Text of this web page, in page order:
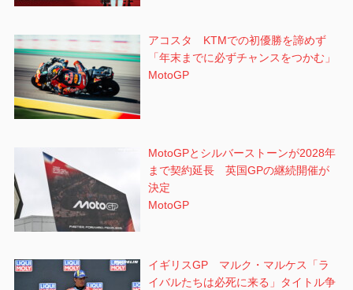
アコスタ KTMでの初優勝を諦めず
「年末までに必ずチャンスをつかむ」
MotoGP
MotoGPとシルバーストーンが2028年
まで契約延長 英国GPの継続開催が
決定
MotoGP
イギリスGP マルク・マルケス「ラ
イバルたちは必死に来る」タイトル争